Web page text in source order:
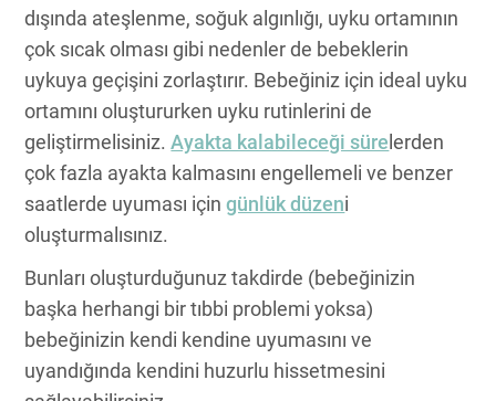
dışında ateşlenme, soğuk algınlığı, uyku ortamının
çok sıcak olması gibi nedenler de bebeklerin
uykuya geçişini zorlaştırır. Bebeğiniz için ideal uyku
ortamını oluştururken uyku rutinlerini de
geliştirmelisiniz.Ayakta kalabileceği sürelerden
çok fazla ayakta kalmasını engellemeli ve benzer
saatlerde uyuması içingünlük düzeni
oluşturmalısınız.
Bunları oluşturduğunuz takdirde (bebeğinizin
başka herhangi bir tıbbi problemi yoksa)
bebeğinizin kendi kendine uyumasını ve
uyandığında kendini huzurlu hissetmesini